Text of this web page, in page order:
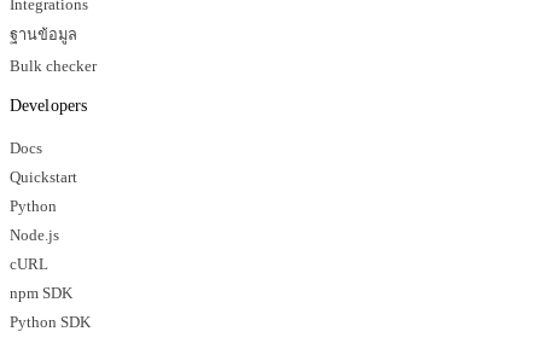
Integrations
ฐานข้อมูล
Bulk checker
Developers
Docs
Quickstart
Python
Node.js
cURL
npm SDK
Python SDK